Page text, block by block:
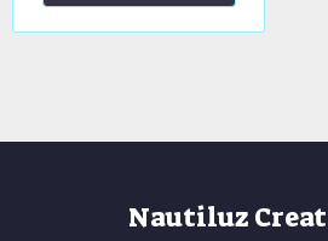
Nautiluz